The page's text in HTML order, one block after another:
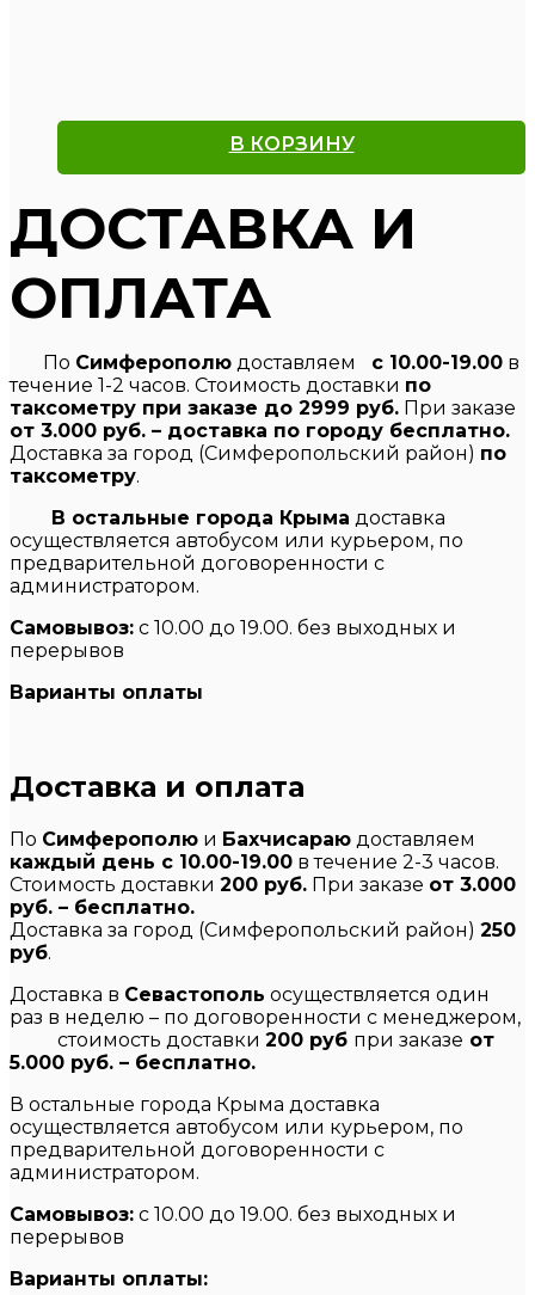
В КОРЗИНУ
ДОСТАВКА И
ОПЛАТА
По Симферополю доставляем с 10.00-19.00 в
течение 1-2 часов. Стоимость доставки по
таксометру при заказе до 2999 руб. При заказе
от 3.000 руб. – доставка по городу бесплатно.
Доставка за город (Симферопольский район) по
таксометру.
В остальные города Крыма доставка
осуществляется автобусом или курьером, по
предварительной договоренности с
администратором.
Самовывоз: с 10.00 до 19.00. без выходных и
перерывов
Варианты оплаты
Доставка и оплата
По Симферополю и Бахчисараю доставляем
каждый день с 10.00-19.00 в течение 2-3 часов.
Стоимость доставки 200 руб. При заказе от 3.000
руб. – бесплатно.
Доставка за город (Симферопольский район) 250
руб.
Доставка в Севастополь осуществляется один
раз в неделю – по договоренности с менеджером,
стоимость доставки 200 руб при заказе от
5.000 руб. – бесплатно.
В остальные города Крыма доставка
осуществляется автобусом или курьером, по
предварительной договоренности с
администратором.
Самовывоз: с 10.00 до 19.00. без выходных и
перерывов
Варианты оплаты: